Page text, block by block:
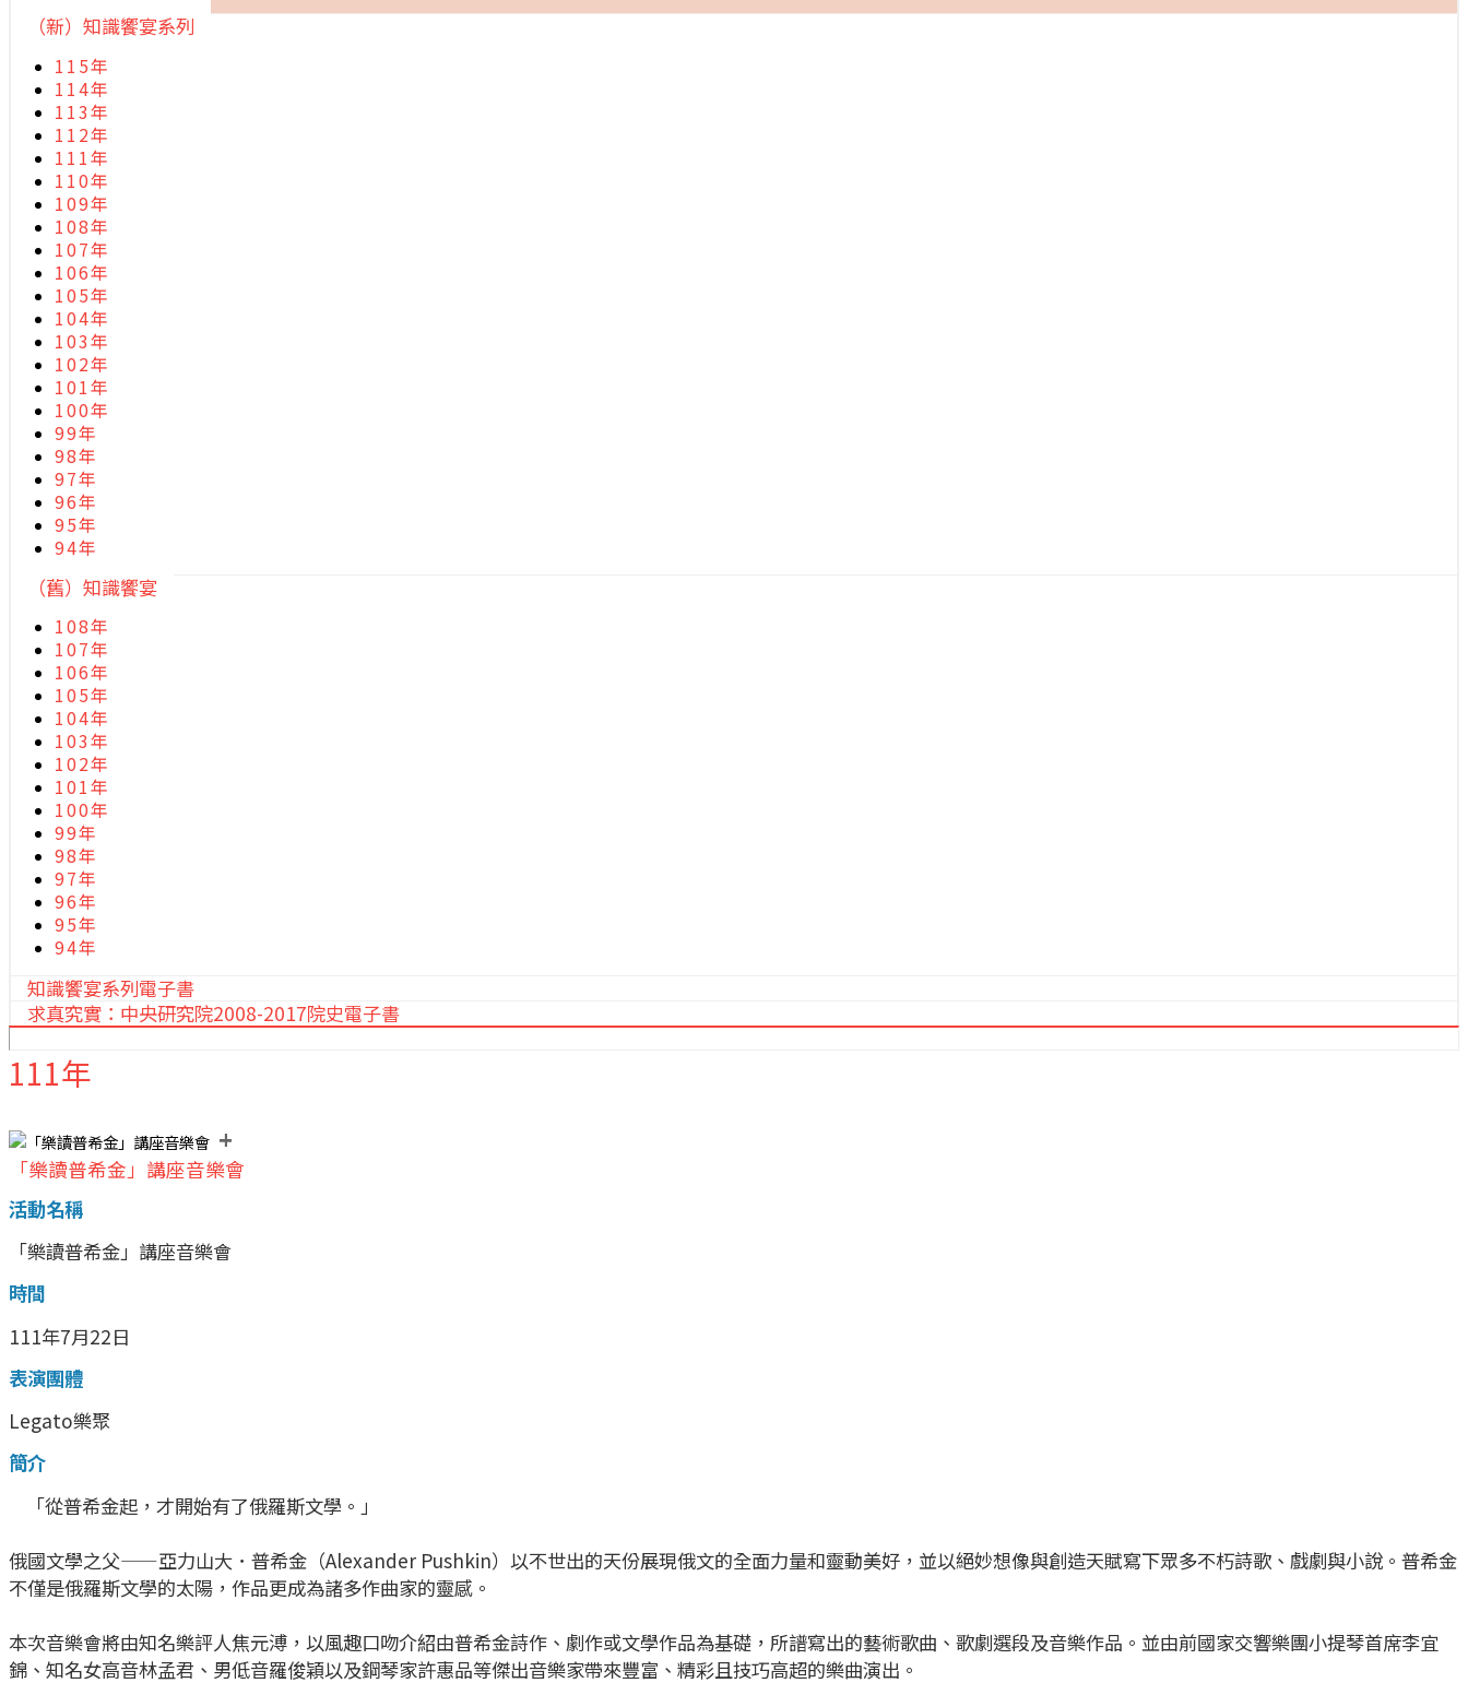
（新）知識饗宴系列
115年
114年
113年
112年
111年
110年
109年
108年
107年
106年
105年
104年
103年
102年
101年
100年
99年
98年
97年
96年
95年
94年
（舊）知識饗宴
108年
107年
106年
105年
104年
103年
102年
101年
100年
99年
98年
97年
96年
95年
94年
知識饗宴系列電子書
求真究實：中央研究院2008-2017院史電子書
111年
+
「樂讀普希金」講座音樂會
活動名稱
「樂讀普希金」講座音樂會
時間
111年7月22日
表演團體
Legato樂聚
簡介
「從普希金起，才開始有了俄羅斯文學。」
俄國文學之父——亞力山大．普希金（Alexander Pushkin）以不世出的天份展現俄文的全面力量和靈動美好，並以絕妙想像與創造天賦寫下眾多不朽詩歌、戲劇與小說。普希金
不僅是俄羅斯文學的太陽，作品更成為諸多作曲家的靈感。
本次音樂會將由知名樂評人焦元溥，以風趣口吻介紹由普希金詩作、劇作或文學作品為基礎，所譜寫出的藝術歌曲、歌劇選段及音樂作品。並由前國家交響樂團小提琴首席李宜
錦、知名女高音林孟君、男低音羅俊穎以及鋼琴家許惠品等傑出音樂家帶來豐富、精彩且技巧高超的樂曲演出。